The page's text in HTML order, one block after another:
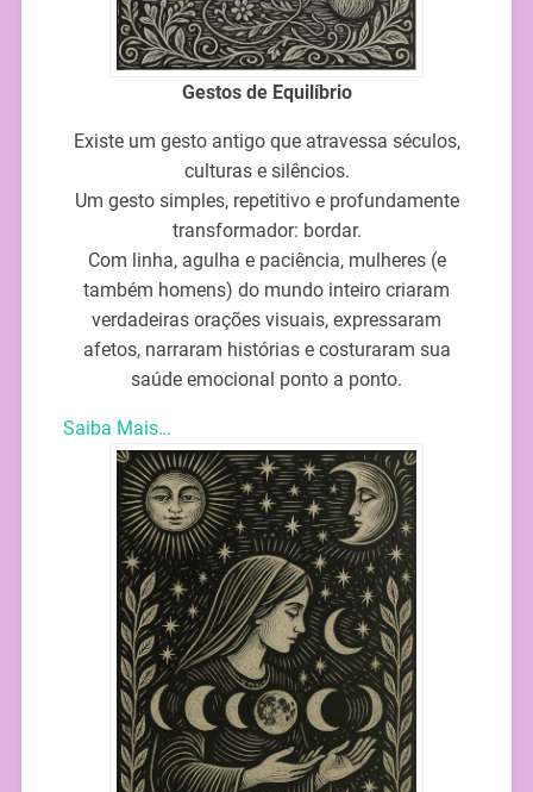
Gestos de Equilíbrio
Existe um gesto antigo que atravessa séculos,
culturas e silêncios.
Um gesto simples, repetitivo e profundamente
transformador: bordar.
Com linha, agulha e paciência, mulheres (e
também homens) do mundo inteiro criaram
verdadeiras orações visuais, expressaram
afetos, narraram histórias e costuraram sua
saúde emocional ponto a ponto.
Saiba Mais…